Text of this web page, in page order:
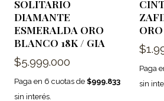
SOLITARIO
DIAMANTE
ESMERALDA ORO
BLANCO 18K / GIA
$5.999.000
Paga en 6 cuotas de $999.833
sin interés.
Paga
sin